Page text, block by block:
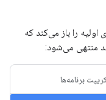
را باز می‌کند که
منتهی می‌شود:
برنامه‌ها